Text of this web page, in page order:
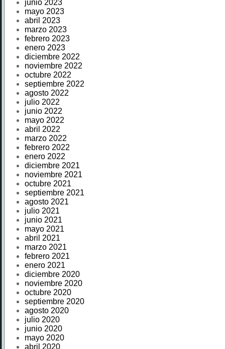
junio 2023
mayo 2023
abril 2023
marzo 2023
febrero 2023
enero 2023
diciembre 2022
noviembre 2022
octubre 2022
septiembre 2022
agosto 2022
julio 2022
junio 2022
mayo 2022
abril 2022
marzo 2022
febrero 2022
enero 2022
diciembre 2021
noviembre 2021
octubre 2021
septiembre 2021
agosto 2021
julio 2021
junio 2021
mayo 2021
abril 2021
marzo 2021
febrero 2021
enero 2021
diciembre 2020
noviembre 2020
octubre 2020
septiembre 2020
agosto 2020
julio 2020
junio 2020
mayo 2020
abril 2020